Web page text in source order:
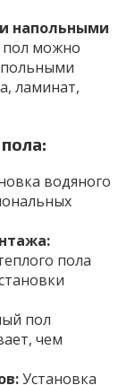
напольными
пол можно
ламинат,
водяного
пола
пол
чем
Установка